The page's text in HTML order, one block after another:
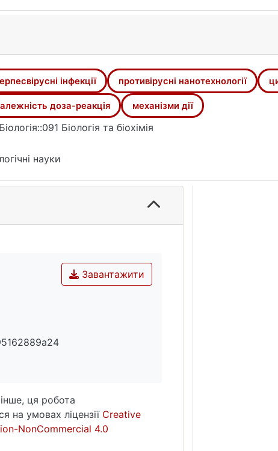
відкриття щодо життєздатності клітин,
подальших досліджень стосуються механістичних
застосувань у сфері противірусних стратегій на
сприятиме поточним зусиллям у дослідженні
лікування та майбутніх терапевтичних розробок.
інфекції противірусні нанотехнології
доза-реакція механізми дії
Біологія та біохімія
науки
Завантажити
ця робота
на умовах ліцензії Creative
NonCommercial 4.0